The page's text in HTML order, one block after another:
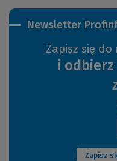
Newsletter
Zapisz się
i odbierz
Zapisz